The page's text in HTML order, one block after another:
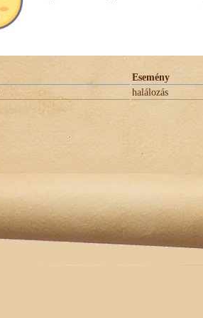
Esemény
halálozás